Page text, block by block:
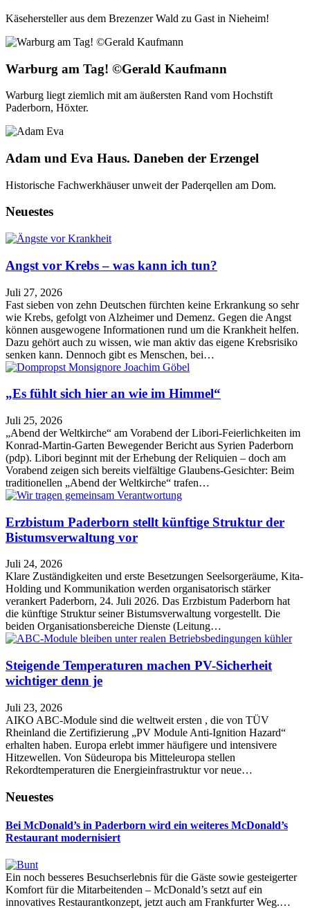
Käsehersteller aus dem Brezenzer Wald zu Gast in Nieheim!
Warburg am Tag! ©Gerald Kaufmann
Warburg liegt ziemlich mit am äußersten Rand vom Hochstift
Paderborn, Höxter.
Adam und Eva Haus. Daneben der Erzengel
Historische Fachwerkhäuser unweit der Paderqellen am Dom.
Neuestes
Angst vor Krebs – was kann ich tun?
Juli 27, 2026
Fast sieben von zehn Deutschen fürchten keine Erkrankung so sehr
wie Krebs, gefolgt von Alzheimer und Demenz. Gegen die Angst
können ausgewogene Informationen rund um die Krankheit helfen.
Dazu gehört auch zu wissen, wie man aktiv das eigene Krebsrisiko
senken kann. Dennoch gibt es Menschen, bei…
„Es fühlt sich hier an wie im Himmel“
Juli 25, 2026
„Abend der Weltkirche“ am Vorabend der Libori-Feierlichkeiten im
Konrad-Martin-Garten Bewegender Bericht aus Syrien Paderborn
(pdp). Libori beginnt mit der Erhebung der Reliquien – doch am
Vorabend zeigen sich bereits vielfältige Glaubens-Gesichter: Beim
traditionellen „Abend der Weltkirche“ trafen…
Erzbistum Paderborn stellt künftige Struktur der
Bistumsverwaltung vor
Juli 24, 2026
Klare Zuständigkeiten und erste Besetzungen Seelsorgeräume, Kita-
Holding und Kommunikation werden organisatorisch stärker
verankert Paderborn, 24. Juli 2026. Das Erzbistum Paderborn hat
die künftige Struktur seiner Bistumsverwaltung vorgestellt. Die
beiden Organisationsbereiche Dienste (Leitung…
Steigende Temperaturen machen PV-Sicherheit
wichtiger denn je
Juli 23, 2026
AIKO ABC-Module sind die weltweit ersten , die von TÜV
Rheinland die Zertifizierung „PV Module Anti-Ignition Hazard“
erhalten haben. Europa erlebt immer häufigere und intensivere
Hitzewellen. Von Südeuropa bis Mitteleuropa stellen
Rekordtemperaturen die Energieinfrastruktur vor neue…
Neuestes
Bei McDonald’s in Paderborn wird ein weiteres McDonald’s
Restaurant modernisiert
Ein noch besseres Besuchserlebnis für die Gäste sowie gesteigerter
Komfort für die Mitarbeitenden – McDonald’s setzt auf ein
innovatives Restaurantkonzept, jetzt auch am Frankfurter Weg.…